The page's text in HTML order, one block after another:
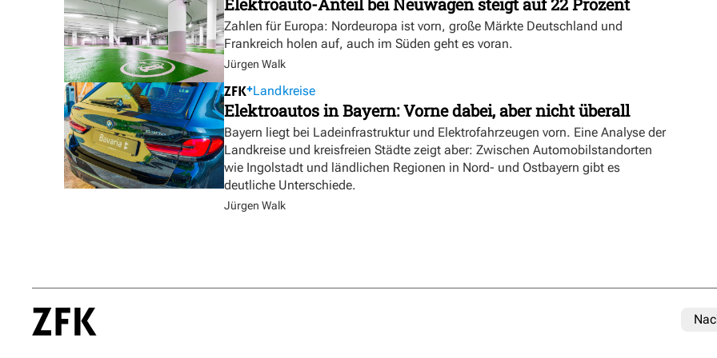
Zahlen für Europa: Nordeuropa ist vorn, große Märkte Deutschland und
Frankreich holen auf, auch im Süden geht es voran.
Jürgen Walk
Landkreise
Elektroautos in Bayern: Vorne dabei, aber nicht überall
Bayern liegt bei Ladeinfrastruktur und Elektrofahrzeugen vorn. Eine Analyse der
Landkreise und kreisfreien Städte zeigt aber: Zwischen Automobilstandorten
wie Ingolstadt und ländlichen Regionen in Nord- und Ostbayern gibt es
deutliche Unterschiede.
Jürgen Walk